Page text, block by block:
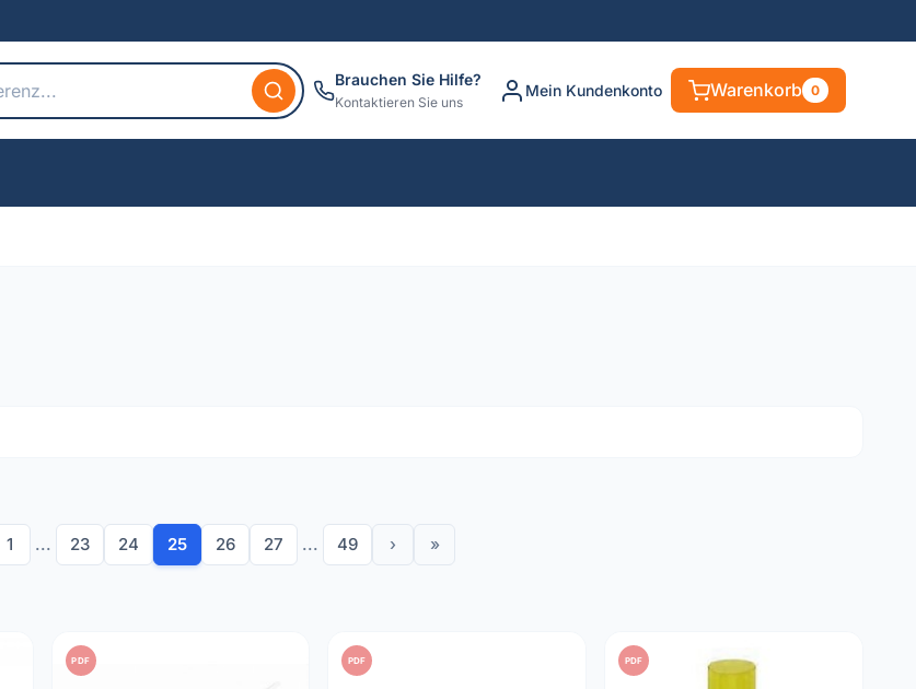
Brauchen Sie Hilfe?
Kontaktieren Sie uns
Mein Kundenkonto Warenkorb 0
1 ... 23 24 25 26 27 ... 49 › »
PDF PDF PDF